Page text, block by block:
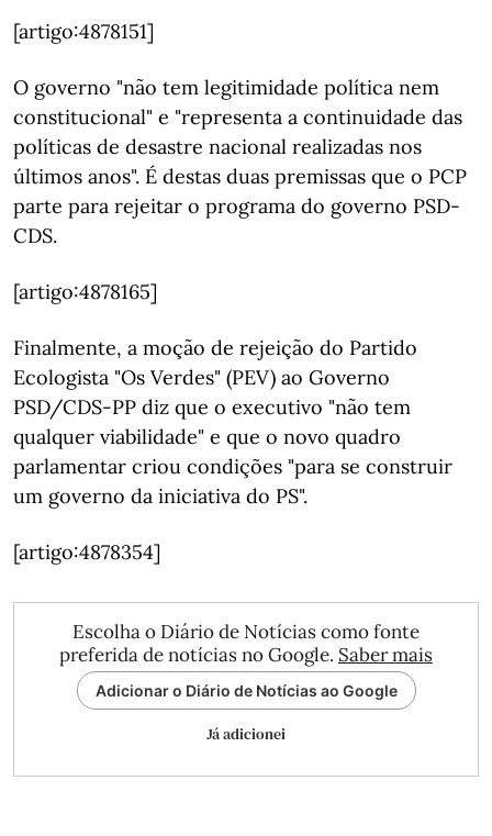
[artigo:4878151]
O governo "não tem legitimidade política nem
constitucional" e "representa a continuidade das
políticas de desastre nacional realizadas nos
últimos anos". É destas duas premissas que o PCP
parte para rejeitar o programa do governo PSD-
CDS.
[artigo:4878165]
Finalmente, a moção de rejeição do Partido
Ecologista "Os Verdes" (PEV) ao Governo
PSD/CDS-PP diz que o executivo "não tem
qualquer viabilidade" e que o novo quadro
parlamentar criou condições "para se construir
um governo da iniciativa do PS".
[artigo:4878354]
Escolha o Diário de Notícias como fonte
preferida de notícias no Google. Saber mais
Adicionar o Diário de Notícias ao Google
Já adicionei